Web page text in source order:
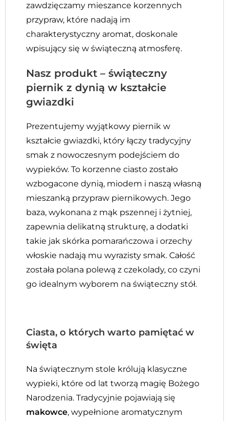
zawdzięczamy mieszance korzennych
przypraw, które nadają im
charakterystyczny aromat, doskonale
wpisujący się w świąteczną atmosferę.
Nasz produkt – świąteczny
piernik z dynią w kształcie
gwiazdki
Prezentujemy wyjątkowy piernik w
kształcie gwiazdki, który łączy tradycyjny
smak z nowoczesnym podejściem do
wypieków. To korzenne ciasto zostało
wzbogacone dynią, miodem i naszą własną
mieszanką przypraw piernikowych. Jego
baza, wykonana z mąk pszennej i żytniej,
zapewnia delikatną strukturę, a dodatki
takie jak skórka pomarańczowa i orzechy
włoskie nadają mu wyrazisty smak. Całość
została polana polewą z czekolady, co czyni
go idealnym wyborem na świąteczny stół.
Ciasta, o których warto pamiętać w
święta
Na świątecznym stole królują klasyczne
wypieki, które od lat tworzą magię Bożego
Narodzenia. Tradycyjnie pojawiają się
makowce, wypełnione aromatycznym